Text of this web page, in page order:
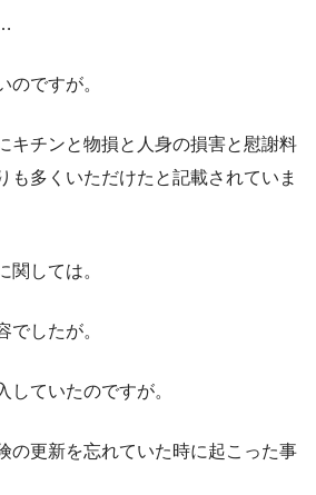
のですが。
キチンと物損と人身の損害と慰謝料
も多くいただけたと記載されていま
関しては。
でしたが。
していたのですが。
の更新を忘れていた時に起こった事